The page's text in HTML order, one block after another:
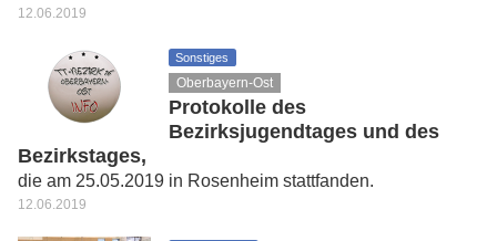
12.06.2019
Sonstiges
Oberbayern-Ost
Protokolle des
Bezirksjugendtages und des
Bezirkstages,
die am 25.05.2019 in Rosenheim stattfanden.
12.06.2019